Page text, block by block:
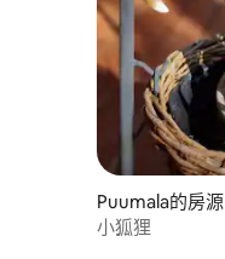
Puumala的房源
小狐狸